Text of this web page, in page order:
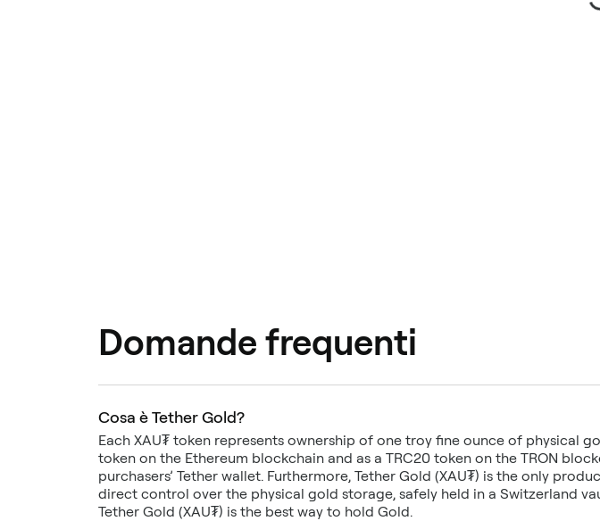
Domande frequenti
Cosa è Tether Gold?
Each XAU₮ token represents ownership of one troy fine ounce of physical
token on the Ethereum blockchain and as a TRC20 token on the TRON
purchasers’ Tether wallet. Furthermore, Tether Gold (XAU₮) is the only
direct control over the physical gold storage, safely held in a Switzerland
Tether Gold (XAU₮) is the best way to hold Gold.